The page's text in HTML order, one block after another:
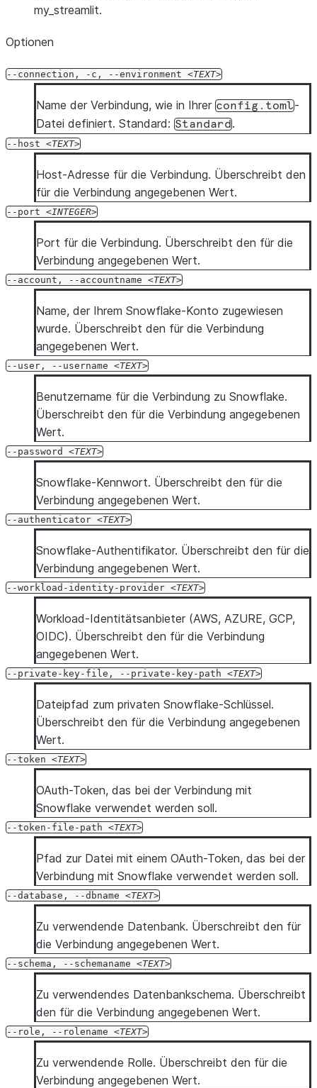
  --warehouse <warehouse>
  --mfa-passcode <mfa_passcode>
  --diag-log-path <diag_log_path>
  --diag-allowlist-path <diag_allowlist_path>
  --oauth-client-id <oauth_client_id>
  --oauth-client-secret <oauth_client_secret>
  --oauth-authorization-url <oauth_authorization_url>
  --oauth-token-request-url <oauth_token_request_url>
  --oauth-redirect-uri <oauth_redirect_uri>
  --oauth-scope <oauth_scope>
  --oauth-disable-pkce
  --oauth-enable-refresh-tokens
  --oauth-enable-single-use-refresh-tokens
  --client-store-temporary-credential
  --format <format>
  --verbose
  --debug
  --silent
  --enhanced-exit-codes
my_streamlit.
Optionen
--connection, -c, --environment TEXT
Name der Verbindung, wie in Ihrer config.toml-
Datei definiert. Standard: Standard.
--host TEXT
Host-Adresse für die Verbindung. Überschreibt den
für die Verbindung angegebenen Wert.
--port INTEGER
Port für die Verbindung. Überschreibt den für die
Verbindung angegebenen Wert.
--account, --accountname TEXT
Name, der Ihrem Snowflake-Konto zugewiesen
wurde. Überschreibt den für die Verbindung
angegebenen Wert.
--user, --username TEXT
Benutzername für die Verbindung zu Snowflake.
Überschreibt den für die Verbindung angegebenen
Wert.
--password TEXT
Snowflake-Kennwort. Überschreibt den für die
Verbindung angegebenen Wert.
--authenticator TEXT
Snowflake-Authentifikator. Überschreibt den für die
Verbindung angegebenen Wert.
--workload-identity-provider TEXT
Workload-Identitätsanbieter (AWS, AZURE, GCP,
OIDC). Überschreibt den für die Verbindung
angegebenen Wert.
--private-key-file, --private-key-path TEXT
Dateipfad zum privaten Snowflake-Schlüssel.
Überschreibt den für die Verbindung angegebenen
Wert.
--token TEXT
OAuth-Token, das bei der Verbindung mit
Snowflake verwendet werden soll.
--token-file-path TEXT
Pfad zur Datei mit einem OAuth-Token, das bei der
Verbindung mit Snowflake verwendet werden soll.
--database, --dbname TEXT
Zu verwendende Datenbank. Überschreibt den für
die Verbindung angegebenen Wert.
--schema, --schemaname TEXT
Zu verwendendes Datenbankschema. Überschreibt
den für die Verbindung angegebenen Wert.
--role, --rolename TEXT
Zu verwendende Rolle. Überschreibt den für die
Verbindung angegebenen Wert.